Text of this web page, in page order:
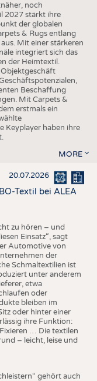
noch
2027 stärkt ihre
der globalen
& Rugs entlang
Mit einer stärkeren
integriert sich das
der Heimtextil.
Beschaffung
Mit Carpets &
erstmals ein
Keyplayer haben ihre
MORE
20.07.2026
Textil bei ALEA
zu hören – und
Einsatz“, sagt
Automotive von
der
Schmaltextilien ist
unter anderem
etwa
oder
bleiben im
oder hinter einer
ihre Funktion:
… Die textilen
– leicht, leise und
gehört auch